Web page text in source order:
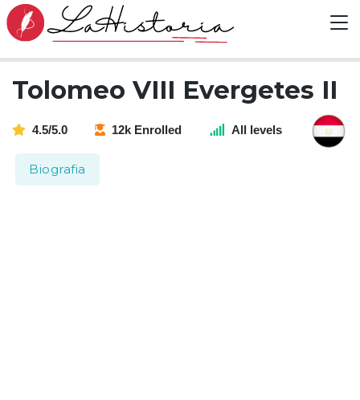
Tolomeo VIII Evergetes II
4.5/5.0 12k Enrolled All levels
Biografia